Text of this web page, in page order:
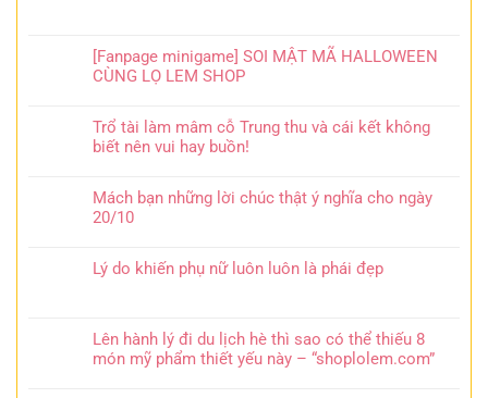
[Fanpage minigame] SOI MẬT MÃ HALLOWEEN
CÙNG LỌ LEM SHOP
Trổ tài làm mâm cỗ Trung thu và cái kết không
biết nên vui hay buồn!
Mách bạn những lời chúc thật ý nghĩa cho ngày
20/10
Lý do khiến phụ nữ luôn luôn là phái đẹp
Lên hành lý đi du lịch hè thì sao có thể thiếu 8
món mỹ phẩm thiết yếu này – “shoplolem.com”